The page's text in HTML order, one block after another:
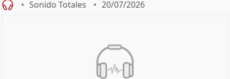
Sonido Totales 20/07/2026